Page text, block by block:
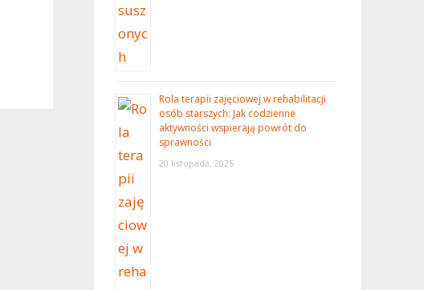
Rola terapii zajęciowej w rehabilitacji
osób starszych: Jak codzienne
aktywności wspierają powrót do
sprawności
20 listopada, 2025